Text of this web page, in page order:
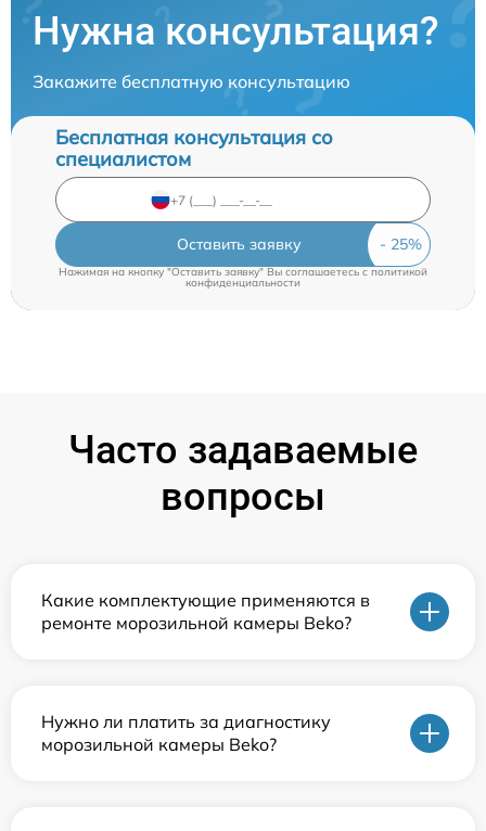
Нужна консультация?
Закажите бесплатную консультацию
Бесплатная консультация со
специалистом
Оставить заявку
Нажимая на кнопку "Оставить заявку" Вы соглашаетесь c политикой
конфиденциальности
Часто задаваемые
вопросы
Какие комплектующие применяются в
ремонте морозильной камеры Beko?
Нужно ли платить за диагностику
морозильной камеры Beko?